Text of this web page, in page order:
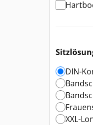
DIN-
XXL-